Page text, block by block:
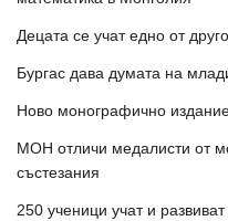
Децата се учат едно от друго
Бургас дава думата на
Ново монографично издание
МОН отличи медалисти от
състезания
250 ученици учат и